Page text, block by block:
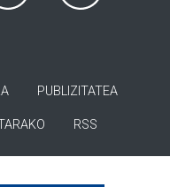
PUBLIZITATEA
RSS